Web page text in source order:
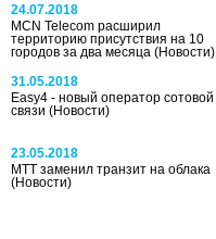
24.07.2018
MCN Telecom расширил
территорию присутствия на 10
городов за два месяца (Новости)
31.05.2018
Easy4 - новый оператор сотовой
связи (Новости)
23.05.2018
MTT заменил транзит на облака
(Новости)